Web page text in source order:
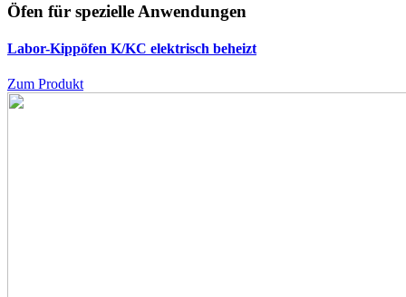
Öfen für spezielle Anwendungen
Labor-Kippöfen K/KC elektrisch beheizt
Zum Produkt